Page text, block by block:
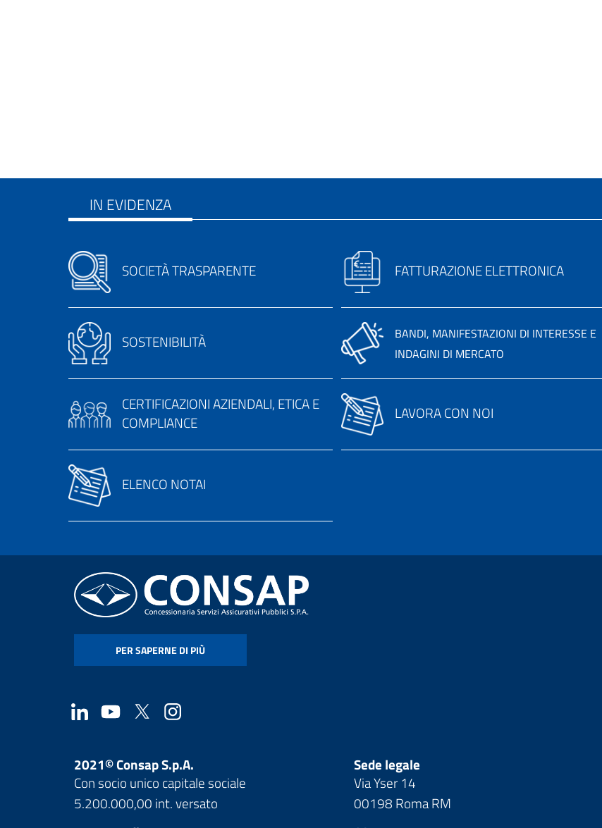
IN EVIDENZA
SOCIETÀ TRASPARENTE FATTURAZIONE ELETTRONICA
SOSTENIBILITÀ
BANDI, MANIFESTAZIONI DI INTERESSE E
INDAGINI DI MERCATO
CERTIFICAZIONI AZIENDALI, ETICA E
COMPLIANCE
LAVORA CON NOI
ELENCO NOTAI
PER SAPERNE DI PIÙ
2021© Consap S.p.A.
Con socio unico capitale sociale
5.200.000,00 int. versato
Sede legale
Via Yser 14
00198 Roma RM